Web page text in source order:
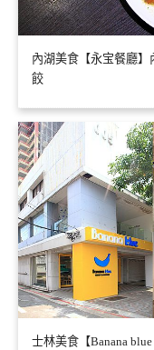
內湖美食【永宝餐廳
餃
士林美食【Banana